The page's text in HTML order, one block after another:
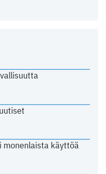
monenlaista käyttöä